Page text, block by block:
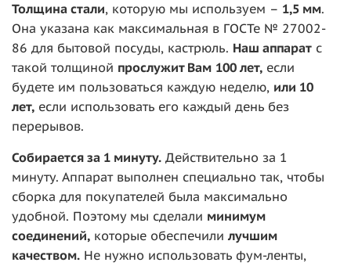
Толщина стали, которую мы используем – 1,5 мм.
Она указана как максимальная в ГОСТе № 27002-
86 для бытовой посуды, кастрюль. Наш аппарат с
такой толщиной прослужит Вам 100 лет, если
будете им пользоваться каждую неделю, или 10
лет, если использовать его каждый день без
перерывов.
Собирается за 1 минуту. Действительно за 1
минуту. Аппарат выполнен специально так, чтобы
сборка для покупателей была максимально
удобной. Поэтому мы сделали минимум
соединений, которые обеспечили лучшим
качеством. Не нужно использовать фум-ленты,